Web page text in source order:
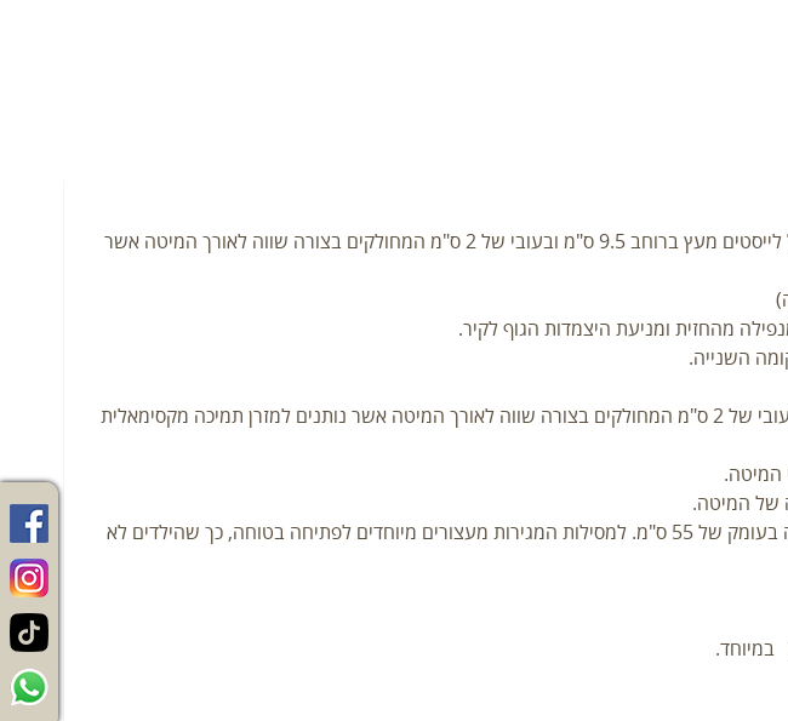
– מיטות בעלות מזרנים בגודל 190/80/10 (ניתן לקבל גם ברוחב 90) אשר מונח על לייסטים מעץ ברוחב 9.5 ס"מ ובעובי של 2 ס"מ המחולקים בצורה שווה לאורך המיטה אשר
מהחזית ומניעת היצמדות הגוף לקיר.
- מיטה בעלת מזרון בגודל 184/80/8 אשר מונח על לייסטים מעץ ברוחב 9.5 ס"מ ובעובי של 2 ס"מ המחולקים בצורה שווה לאורך המיטה אשר נותנים למזרן תמיכה מקסימאלית
• מגירות עץ לאחסון– 2 מגירות לאחסון העשויות מעץ מלא הנמצאות במיטה הנשלפת. כל מגירה הינה בעומק של 55 ס"מ. למסילות המגירות מעצורים מיוחדים לפתיחה בטוחה, כך שהילדים לא
במיוחד.